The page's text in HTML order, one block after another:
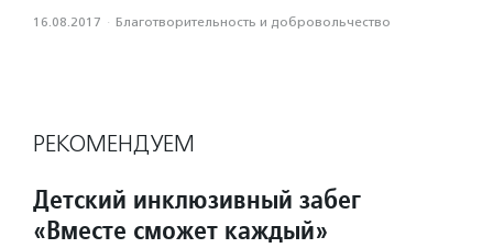
16.08.2017 · Благотвори­тель­ность и доброволь­чест­во
РЕКОМЕНДУЕМ
Детский инклюзивный забег
«Вместе сможет каждый»